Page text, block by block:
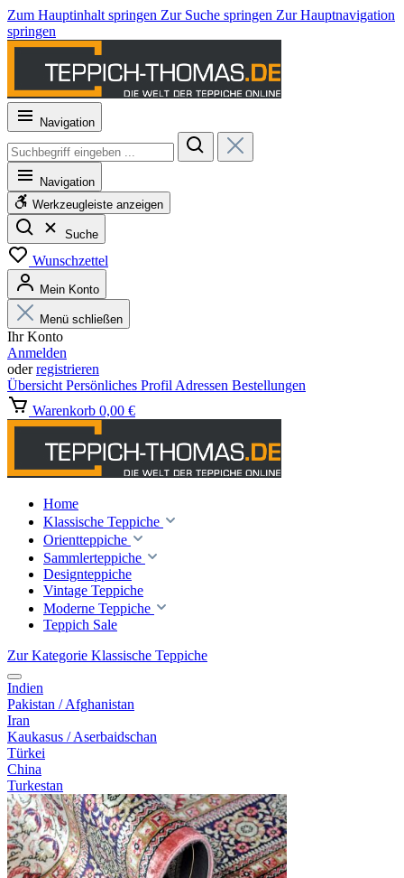
Zum Hauptinhalt springen Zur Suche springen Zur Hauptnavigation
springen
Navigation
Navigation
Werkzeugleiste anzeigen
Suche
Wunschzettel
Mein Konto
Menü schließen
Ihr Konto
Anmelden
oderregistrieren
Übersicht Persönliches Profil Adressen Bestellungen
Warenkorb 0,00 €
Home
Klassische Teppiche
Orientteppiche
Sammlerteppiche
Designteppiche
Vintage Teppiche
Moderne Teppiche
Teppich Sale
Zur Kategorie Klassische Teppiche
Indien
Pakistan / Afghanistan
Iran
Kaukasus / Aserbaidschan
Türkei
China
Turkestan